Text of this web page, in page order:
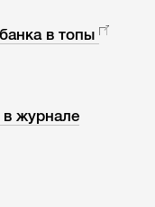
в топы
в журнале